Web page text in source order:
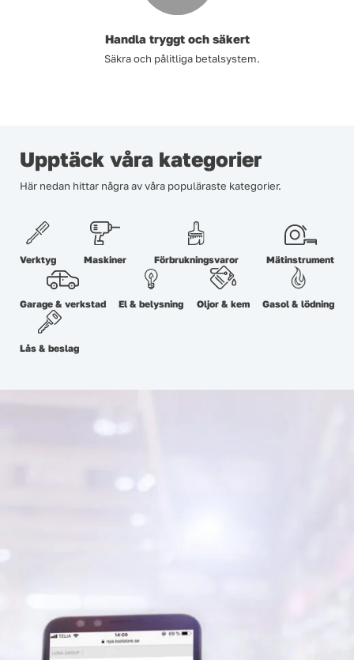
Handla tryggt och säkert
Säkra och pålitliga betalsystem.
Upptäck våra kategorier
Här nedan hittar några av våra populäraste kategorier.
Verktyg Maskiner Förbrukningsvaror Mätinstrument
Garage & verkstad El & belysning Oljor & kem Gasol & lödning
Lås & beslag